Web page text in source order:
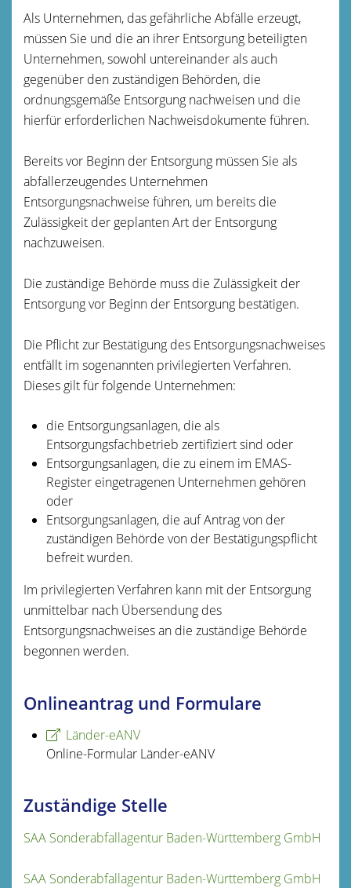
Als Unternehmen, das gefährliche Abfälle erzeugt,
müssen Sie und die an ihrer Entsorgung beteiligten
Unternehmen, sowohl untereinander als auch
gegenüber den zuständigen Behörden, die
ordnungsgemäße Entsorgung nachweisen und die
hierfür erforderlichen Nachweisdokumente führen.
Bereits vor Beginn der Entsorgung müssen Sie als
abfallerzeugendes Unternehmen
Entsorgungsnachweise führen, um bereits die
Zulässigkeit der geplanten Art der Entsorgung
nachzuweisen.
Die zuständige Behörde muss die Zulässigkeit der
Entsorgung vor Beginn der Entsorgung bestätigen.
Die Pflicht zur Bestätigung des Entsorgungsnachweises
entfällt im sogenannten privilegierten Verfahren.
Dieses gilt für folgende Unternehmen:
die Entsorgungsanlagen, die als
Entsorgungsfachbetrieb zertifiziert sind oder
Entsorgungsanlagen, die zu einem im EMAS-
Register eingetragenen Unternehmen gehören
oder
Entsorgungsanlagen, die auf Antrag von der
zuständigen Behörde von der Bestätigungspflicht
befreit wurden.
Im privilegierten Verfahren kann mit der Entsorgung
unmittelbar nach Übersendung des
Entsorgungsnachweises an die zuständige Behörde
begonnen werden.
Onlineantrag und Formulare
Länder-eANV
Online-Formular Länder-eANV
Zuständige Stelle
SAA Sonderabfallagentur Baden-Württemberg GmbH
SAA Sonderabfallagentur Baden-Württemberg GmbH